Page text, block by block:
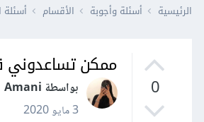
الرئيسية أسئلة وأجوبة الأقسام أسئلة
0
ممكن تساعدوني
بواسطة Amani
3 مايو 2020